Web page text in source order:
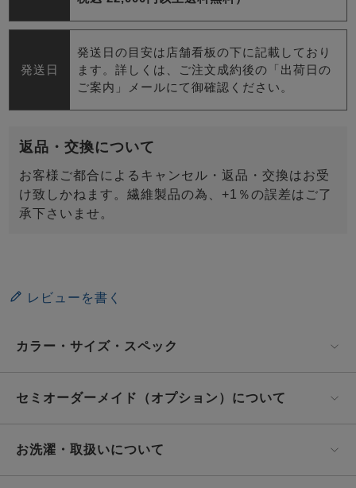
発送日
発送日の目安は店舗看板の下に記載しており
ます。詳しくは、ご注文成約後の「出荷日の
ご案内」メールにて御確認ください。
返品・交換について
お客様ご都合によるキャンセル・返品・交換はお受
け致しかねます。繊維製品の為、+1％の誤差はご了
承下さいませ。
レビューを書く
カラー・サイズ・スペック
セミオーダーメイド（オプション）について
お洗濯・取扱いについて